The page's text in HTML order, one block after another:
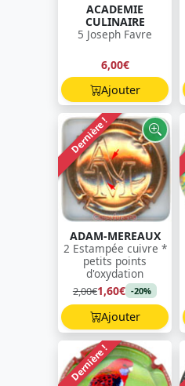
ACADEMIE
CULINAIRE
5 Joseph Favre
6,00€
Ajouter
Dernière !
ADAM-MEREAUX
2 Estampée cuivre *
petits points
d'oxydation
2,00€1,60€ -20%
Ajouter
Dernière !